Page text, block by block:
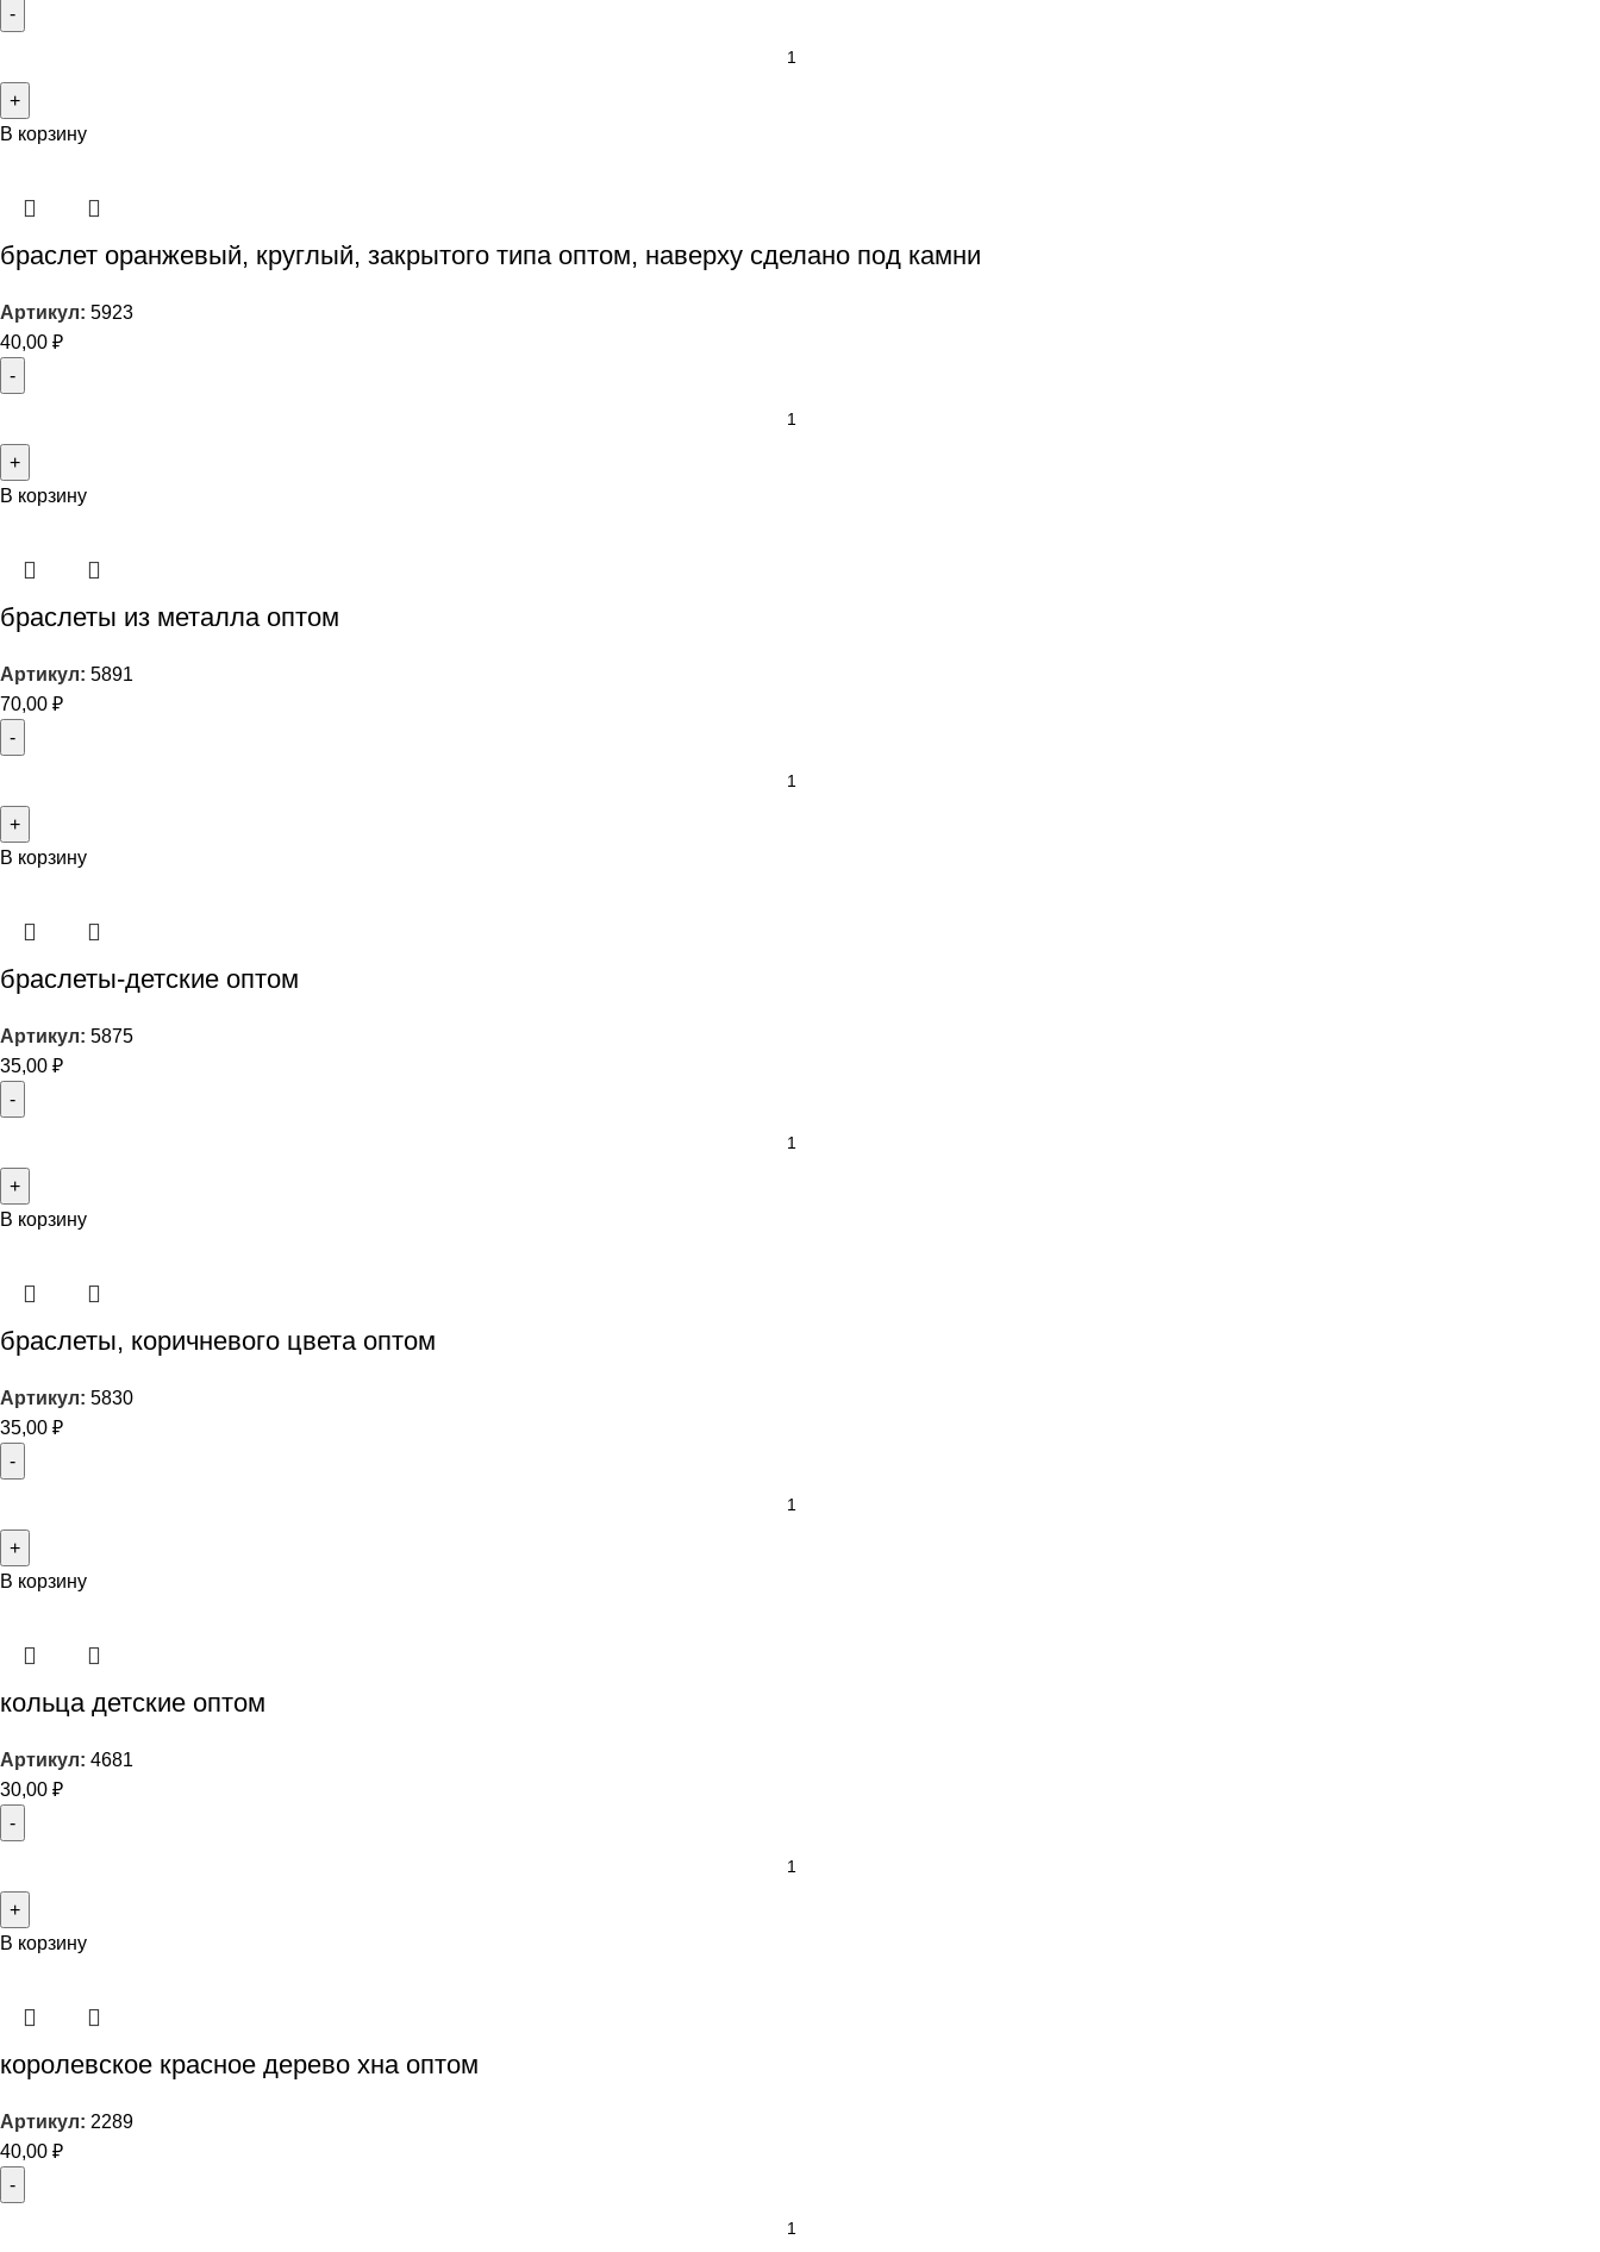
В корзину
браслет оранжевый, круглый, закрытого типа оптом, наверху сделано под камни
Артикул: 5923
40,00 ₽
В корзину
браслеты из металла оптом
Артикул: 5891
70,00 ₽
В корзину
браслеты-детские оптом
Артикул: 5875
35,00 ₽
В корзину
браслеты, коричневого цвета оптом
Артикул: 5830
35,00 ₽
В корзину
кольца детские оптом
Артикул: 4681
30,00 ₽
В корзину
королевское красное дерево хна оптом
Артикул: 2289
40,00 ₽